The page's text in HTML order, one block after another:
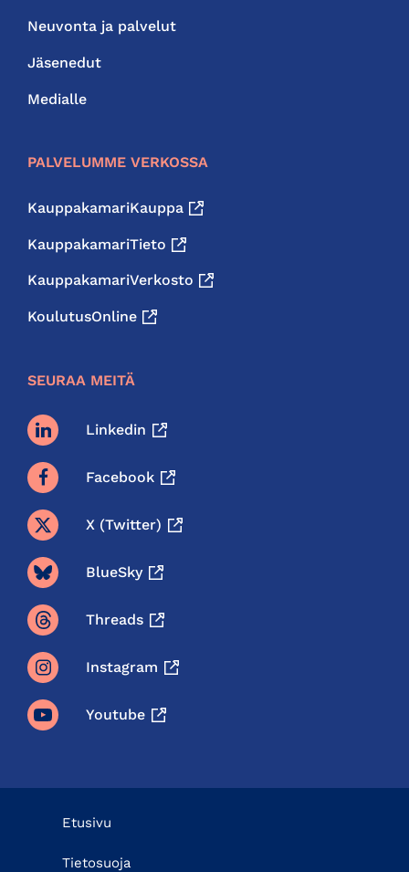
Neuvonta ja palvelut
Jäsenedut
Medialle
PALVELUMME VERKOSSA
KauppakamariKauppa
KauppakamariTieto
KauppakamariVerkosto
KoulutusOnline
SEURAA MEITÄ
Linkedin
Facebook
X (twitter)
BlueSky
Threads
Instagram
Youtube
Etusivu
Tietosuoja